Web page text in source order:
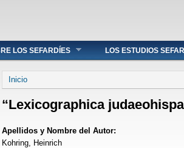
LOS SEFARDÍES LOS ESTUDIOS
Se encuentra usted aquí
Inicio
“Lexicographica
Apellidos y Nombre del Autor:
Kohring, Heinrich